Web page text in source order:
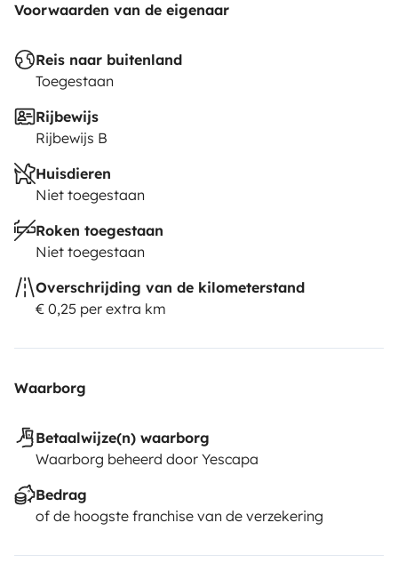
Voorwaarden van de eigenaar
Reis naar buitenland
Toegestaan
Rijbewijs
Rijbewijs B
Huisdieren
Niet toegestaan
Roken toegestaan
Niet toegestaan
Overschrijding van de kilometerstand
€ 0,25 per extra km
Waarborg
Betaalwijze(n) waarborg
Waarborg beheerd door Yescapa
Bedrag
of de hoogste franchise van de verzekering